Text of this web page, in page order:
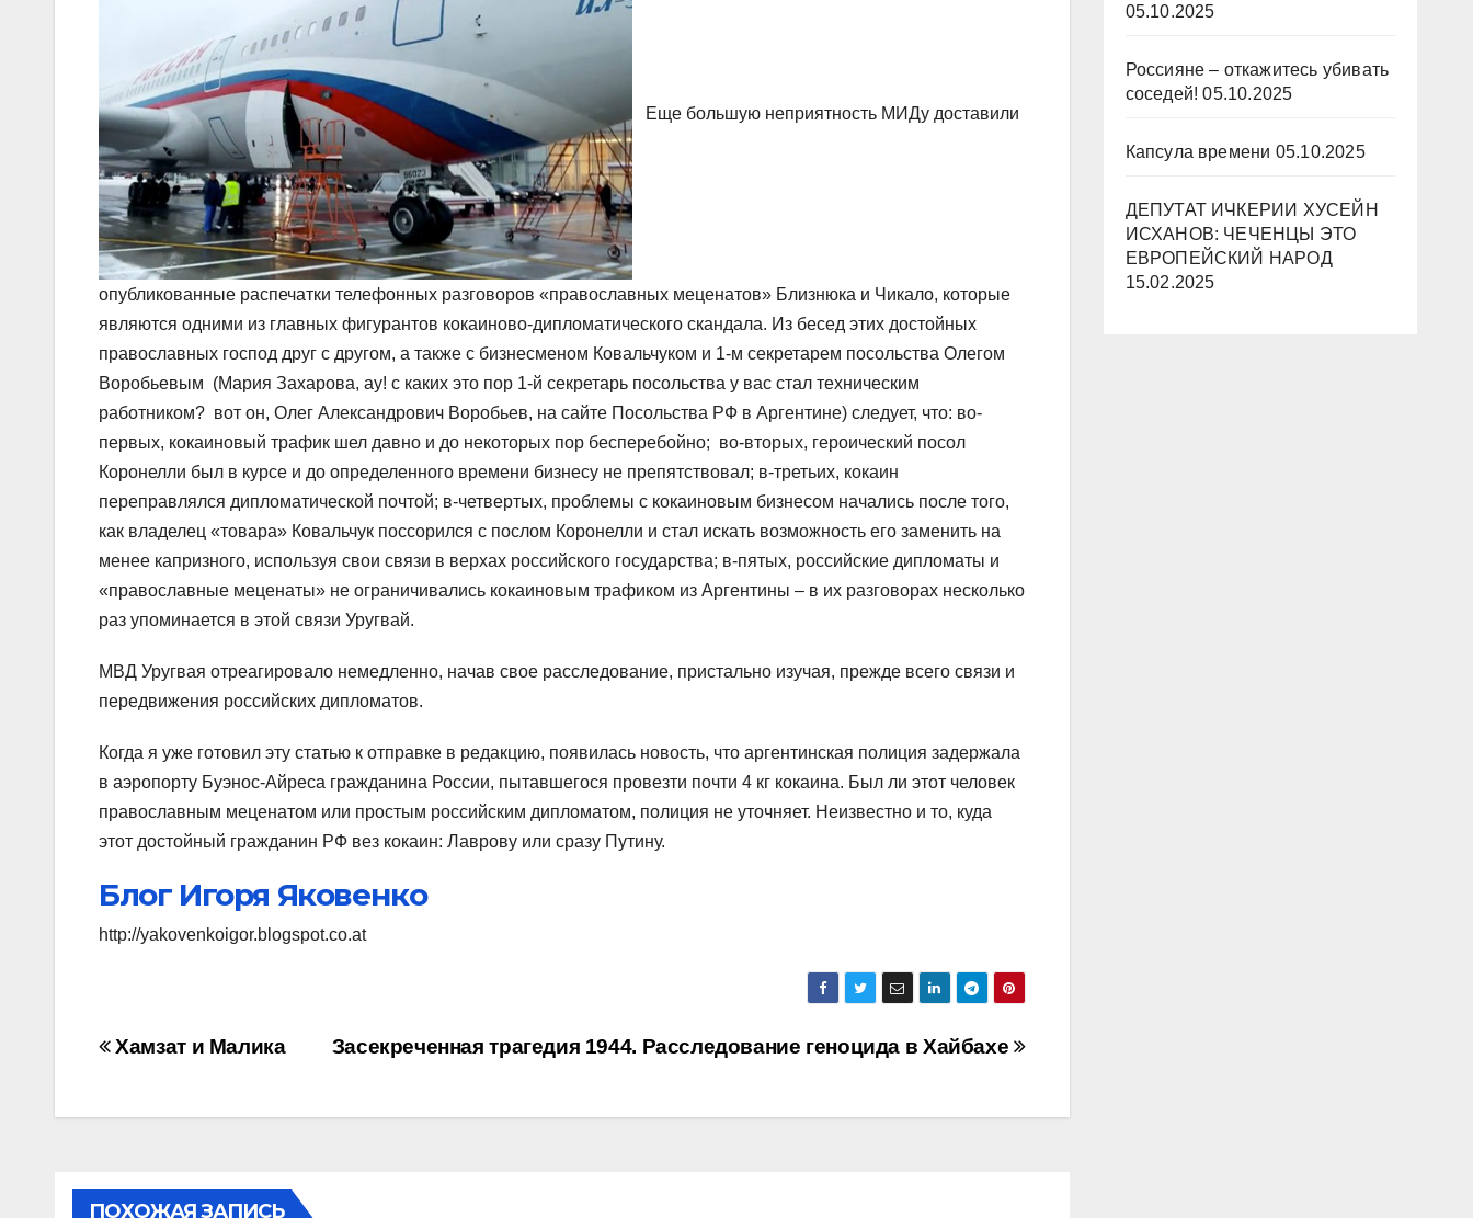
Еще большую неприятность МИДу доставили
опубликованные распечатки телефонных разговоров «православных меценатов» Близнюка и Чикало, которые
являются одними из главных фигурантов кокаиново-дипломатического скандала. Из бесед этих достойных
православных господ друг с другом, а также с бизнесменом Ковальчуком и 1-м секретарем посольства Олегом
Воробьевым (Мария Захарова, ау! с каких это пор 1-й секретарь посольства у вас стал техническим
работником? вот он, Олег Александрович Воробьев, на сайте Посольства РФ в Аргентине) следует, что: во-
первых, кокаиновый трафик шел давно и до некоторых пор бесперебойно; во-вторых, героический посол
Коронелли был в курсе и до определенного времени бизнесу не препятствовал; в-третьих, кокаин
переправлялся дипломатической почтой; в-четвертых, проблемы с кокаиновым бизнесом начались после того,
как владелец «товара» Ковальчук поссорился с послом Коронелли и стал искать возможность его заменить на
менее капризного, используя свои связи в верхах российского государства; в-пятых, российские дипломаты и
«православные меценаты» не ограничивались кокаиновым трафиком из Аргентины – в их разговорах несколько
раз упоминается в этой связи Уругвай.
МВД Уругвая отреагировало немедленно, начав свое расследование, пристально изучая, прежде всего связи и
передвижения российских дипломатов.
Когда я уже готовил эту статью к отправке в редакцию, появилась новость, что аргентинская полиция задержала
в аэропорту Буэнос-Айреса гражданина России, пытавшегося провезти почти 4 кг кокаина. Был ли этот человек
православным меценатом или простым российским дипломатом, полиция не уточняет. Неизвестно и то, куда
этот достойный гражданин РФ вез кокаин: Лаврову или сразу Путину.
Блог Игоря Яковенко
http://yakovenkoigor.blogspot.co.at
Навигация
записям
Засекреченная трагедия 1944. Расследование геноцида в Хайбахе
Хамзат и Малика
ПОХОЖАЯ ЗАПИСЬ
05.10.2025
Россияне – откажитесь убивать
соседей! 05.10.2025
Капсула времени 05.10.2025
ДЕПУТАТ ИЧКЕРИИ ХУСЕЙН
ИСХАНОВ: ЧЕЧЕНЦЫ ЭТО
ЕВРОПЕЙСКИЙ НАРОД
15.02.2025